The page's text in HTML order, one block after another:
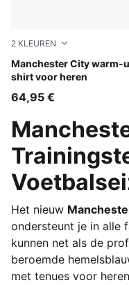
2 KLEUREN
Manchester City warm-
shirt voor heren
PUMA Black-Archive
64,95 €
Het nieuw
ondersteunt je in alle
kunnen net als de
beroemde
met tenues voor